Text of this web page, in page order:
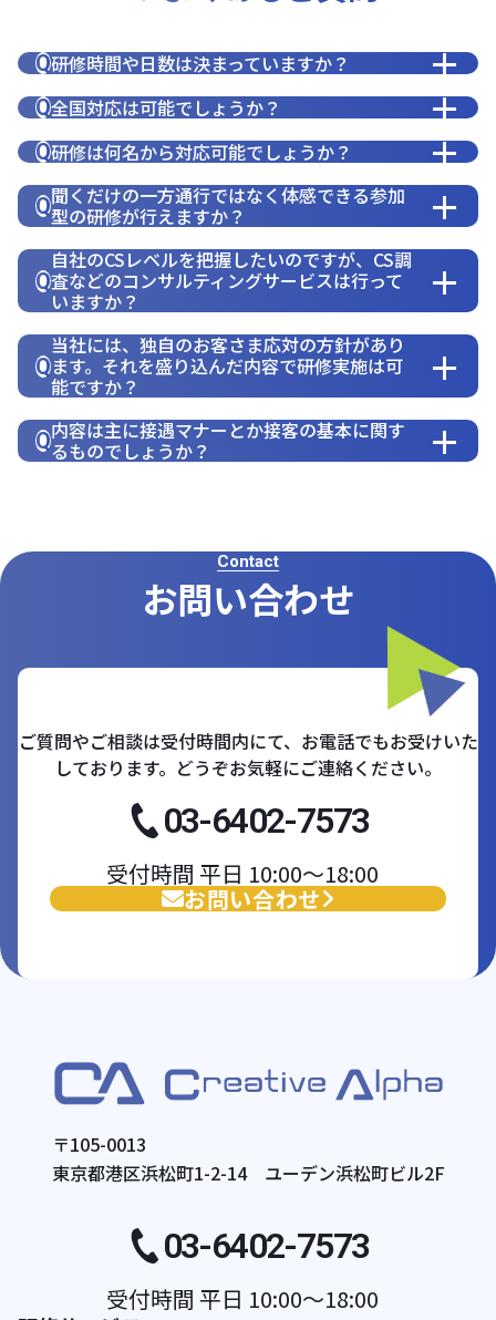
Q研修時間や日数は決まっていますか？
Q全国対応は可能でしょうか？
Q研修は何名から対応可能でしょうか？
Q聞くだけの一方通行ではなく体感できる参加
型の研修が行えますか？
Q
自社のCSレベルを把握したいのですが、CS調
査などのコンサルティングサービスは行って
いますか？
Q
当社には、独自のお客さま応対の方針があり
ます。それを盛り込んだ内容で研修実施は可
能ですか？
Q内容は主に接遇マナーとか接客の基本に関す
るものでしょうか？
Contact
お問い合わせ
ご質問やご相談は受付時間内にて、お電話でもお受けいた
しております。どうぞお気軽にご連絡ください。
03-6402-7573
受付時間 平日 10:00〜18:00
お問い合わせ
〒105-0013
東京都港区浜松町1-2-14 ユーデン浜松町ビル2F
03-6402-7573
受付時間 平日 10:00〜18:00